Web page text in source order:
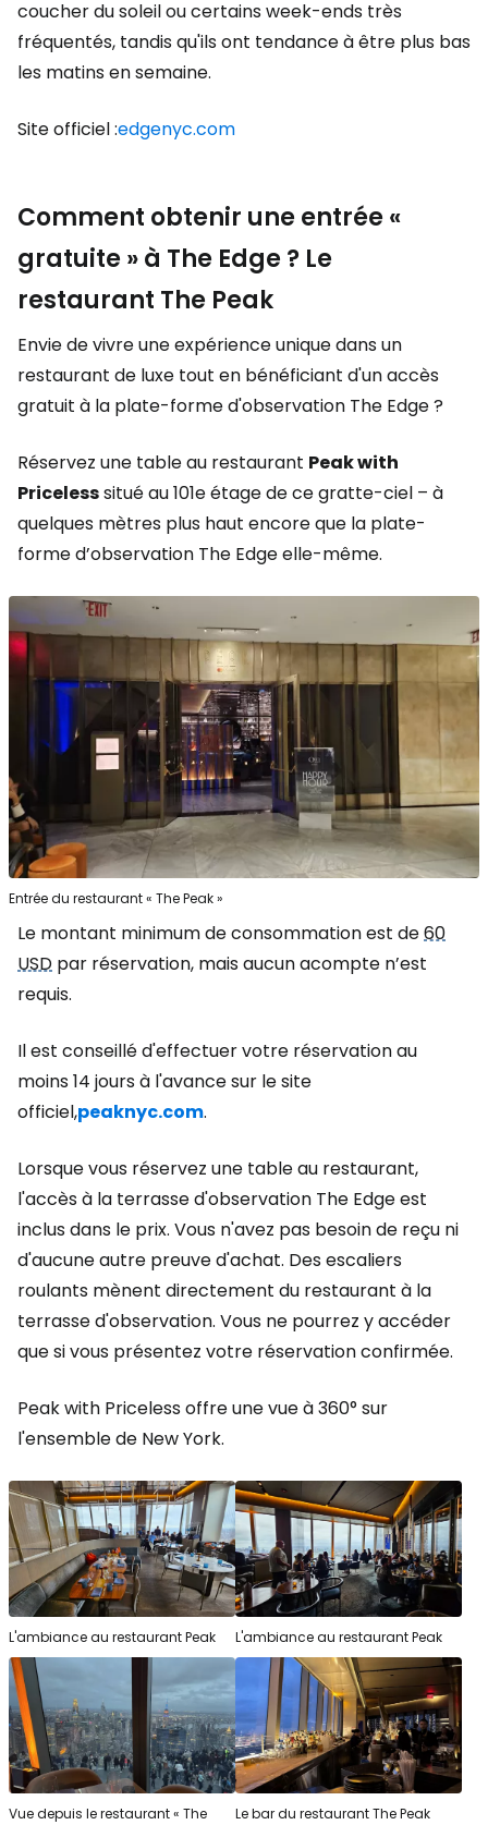
coucher du soleil ou certains week-ends très
fréquentés, tandis qu'ils ont tendance à être plus bas
les matins en semaine.
Site officiel :edgenyc.com
Comment obtenir une entrée «
gratuite » à The Edge ? Le
restaurant The Peak
Envie de vivre une expérience unique dans un
restaurant de luxe tout en bénéficiant d'un accès
gratuit à la plate-forme d'observation The Edge ?
Réservez une table au restaurant Peak with
Pricelesssitué au 101e étage de ce gratte-ciel – à
quelques mètres plus haut encore que la plate-
forme d’observation The Edge elle-même.
Entrée du restaurant « The Peak »
Le montant minimum de consommation est de60
USD par réservation, mais aucun acompte n’est
requis.
Il est conseillé d'effectuer votre réservation au
moins 14 jours à l'avance sur le site
officiel,peaknyc.com.
Lorsque vous réservez une table au restaurant,
l'accès à la terrasse d'observation The Edge est
inclus dans le prix. Vous n'avez pas besoin de reçu ni
d'aucune autre preuve d'achat. Des escaliers
roulants mènent directement du restaurant à la
terrasse d'observation. Vous ne pourrez y accéder
que si vous présentez votre réservation confirmée.
Peak with Pricelessoffre une vue à 360° sur
l'ensemble de New York.
L'ambiance au restaurant Peak L'ambiance au restaurant Peak
Vue depuis le restaurant « The
Le bar du restaurant The Peak